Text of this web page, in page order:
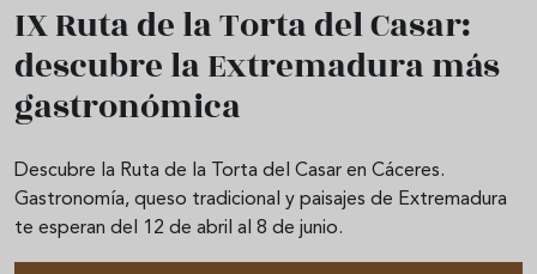
IX Ruta de la Torta del Casar:
descubre la Extremadura más
gastronómica
Descubre la Ruta de la Torta del Casar en Cáceres.
Gastronomía, queso tradicional y paisajes de Extremadura
te esperan del 12 de abril al 8 de junio.